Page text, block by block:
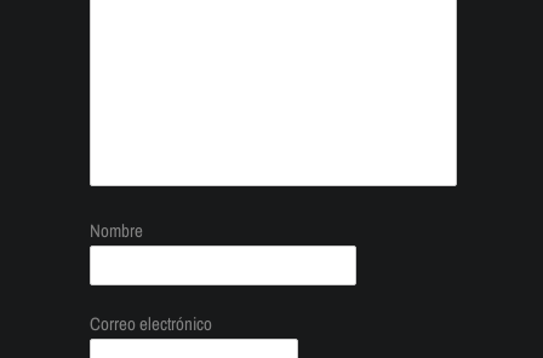
Nombre
Correo electrónico